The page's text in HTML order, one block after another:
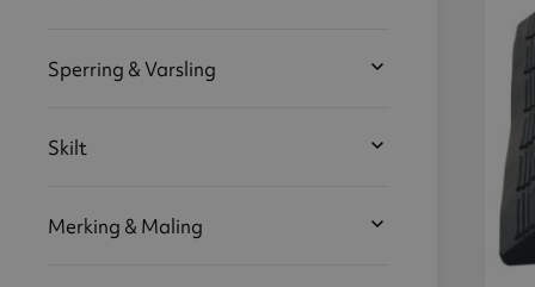
Sperring & Varsling
Skilt
Merking & Maling